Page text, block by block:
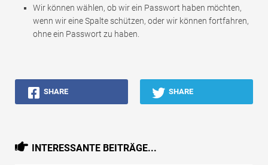
Wir können wählen, ob wir ein Passwort haben möchten,
wenn wir eine Spalte schützen, oder wir können fortfahren,
ohne ein Passwort zu haben.
SHARE SHARE
INTERESSANTE BEITRÄGE...